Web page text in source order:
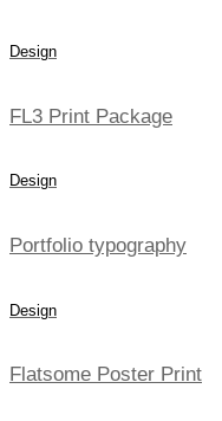
Design
FL3 Print Package
Design
Portfolio typography
Design
Flatsome Poster Print